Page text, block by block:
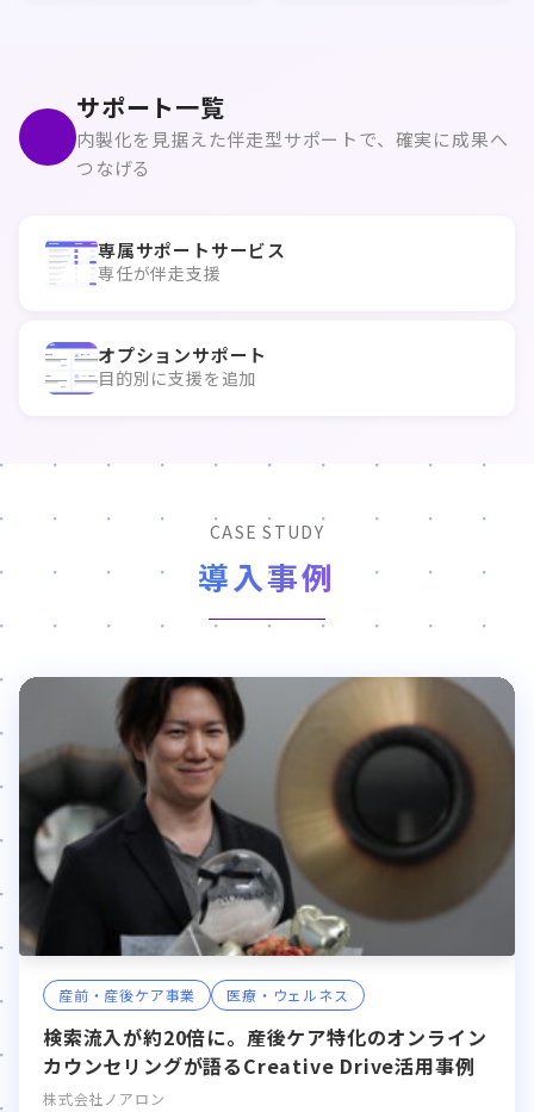
サポート一覧
内製化を見据えた伴走型サポートで、確実に成果へ
つなげる
専属サポートサービス
専任が伴走支援
オプションサポート
目的別に支援を追加
CASE STUDY
導入事例
産前・産後ケア事業 医療・ウェルネス
検索流入が約20倍に。産後ケア特化のオンライン
カウンセリングが語るCreative Drive活用事例
株式会社ノアロン